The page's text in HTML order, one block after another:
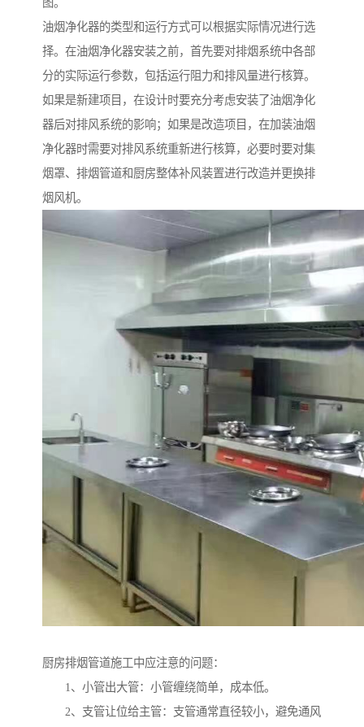
油烟净化器的类型和运行方式可以根据实际情况进行选
择。在油烟净化器安装之前，首先要对排烟系统中各部
分的实际运行参数，包括运行阻力和排风量进行核算。
如果是新建项目，在设计时要充分考虑安装了油烟净化
器后对排风系统的影响；如果是改造项目，在加装油烟
净化器时需要对排风系统重新进行核算，必要时要对集
烟罩、排烟管道和厨房整体补风装置进行改造并更换排
烟风机。
厨房排烟管道施工中应注意的问题：
1、小管出大管：小管缠绕简单，成本低。
2、支管让位给主管：支管通常直径较小，避免通风